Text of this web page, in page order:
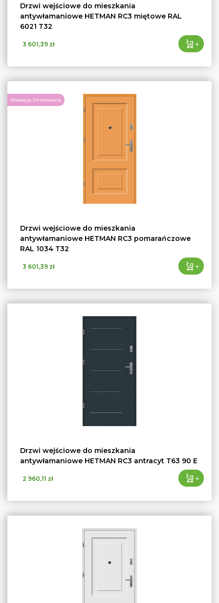
Drzwi wejściowe do mieszkania
antywłamaniowe HETMAN RC3 miętowe RAL
6021 T32
3 601,39 zł +
Kolekcja limitowana
Drzwi wejściowe do mieszkania
antywłamaniowe HETMAN RC3 pomarańczowe
RAL 1034 T32
3 601,39 zł +
Drzwi wejściowe do mieszkania
antywłamaniowe HETMAN RC3 antracyt T63 90 E
2 960,11 zł +